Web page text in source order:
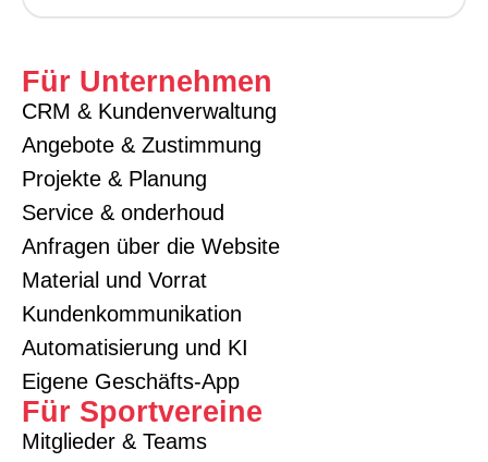
Für Unternehmen
CRM & Kundenverwaltung
Angebote & Zustimmung
Projekte & Planung
Service & onderhoud
Anfragen über die Website
Material und Vorrat
Kundenkommunikation
Automatisierung und KI
Eigene Geschäfts-App
Für Sportvereine
Mitglieder & Teams